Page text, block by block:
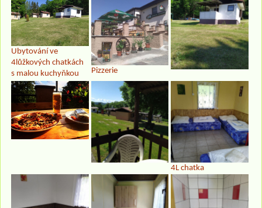
Ubytování ve
4lůžkových chatkách
s malou kuchyňkou
Pizzerie
4L chatka